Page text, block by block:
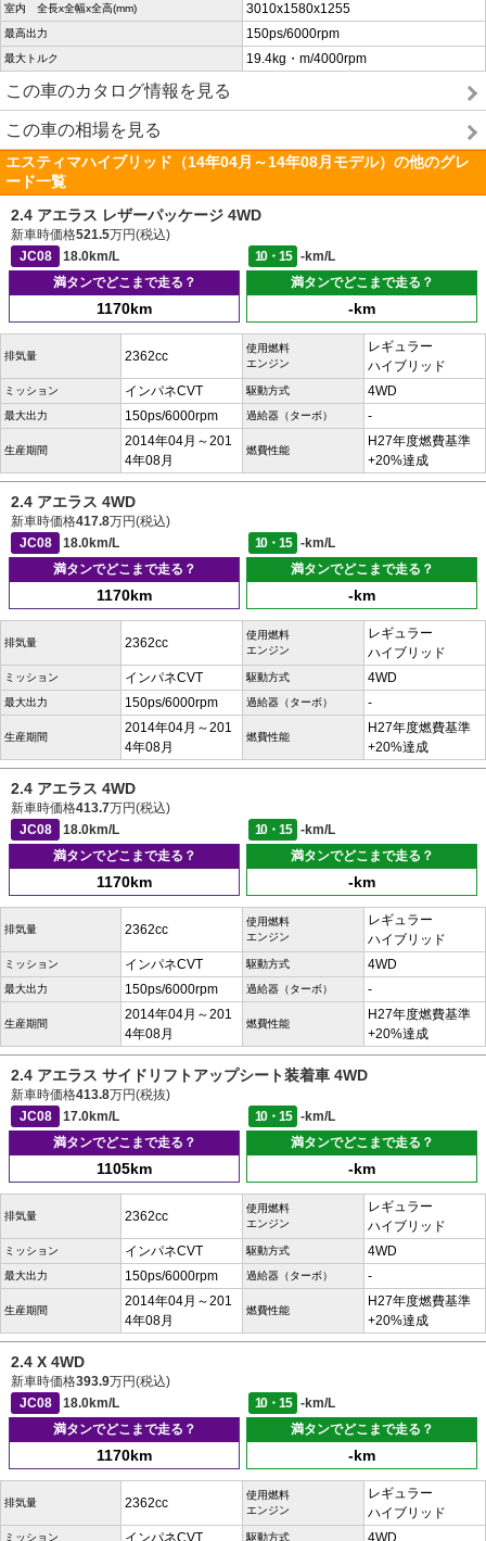
室内 全長x全幅x全高(mm) 3010x1580x1255
最高出力 150ps/6000rpm
最大トルク 19.4kg・m/4000rpm
この車のカタログ情報を見る
この車の相場を見る
エスティマハイブリッド（14年04月～14年08月モデル）の他のグレ
ード一覧
2.4 アエラス レザーパッケージ 4WD
新車時価格521.5万円(税込)
JC08
18.0km/L 10・15
-km/L
満タンでどこまで走る？
1170km
満タンでどこまで走る？
-km
排気量 2362cc
使用燃料
エンジン
レギュラー
ハイブリッド
ミッション インパネCVT 駆動方式 4WD
最大出力 150ps/6000rpm 過給器（ターボ） -
生産期間
2014年04月～201
4年08月
燃費性能
H27年度燃費基準
+20%達成
2.4 アエラス 4WD
新車時価格417.8万円(税込)
JC08
18.0km/L 10・15
-km/L
満タンでどこまで走る？
1170km
満タンでどこまで走る？
-km
排気量 2362cc
使用燃料
エンジン
レギュラー
ハイブリッド
ミッション インパネCVT 駆動方式 4WD
最大出力 150ps/6000rpm 過給器（ターボ） -
生産期間
2014年04月～201
4年08月
燃費性能
H27年度燃費基準
+20%達成
2.4 アエラス 4WD
新車時価格413.7万円(税込)
JC08
18.0km/L 10・15
-km/L
満タンでどこまで走る？
1170km
満タンでどこまで走る？
-km
排気量 2362cc
使用燃料
エンジン
レギュラー
ハイブリッド
ミッション インパネCVT 駆動方式 4WD
最大出力 150ps/6000rpm 過給器（ターボ） -
生産期間
2014年04月～201
4年08月
燃費性能
H27年度燃費基準
+20%達成
2.4 アエラス サイドリフトアップシート装着車 4WD
新車時価格413.8万円(税抜)
JC08
17.0km/L 10・15
-km/L
満タンでどこまで走る？
1105km
満タンでどこまで走る？
-km
排気量 2362cc
使用燃料
エンジン
レギュラー
ハイブリッド
ミッション インパネCVT 駆動方式 4WD
最大出力 150ps/6000rpm 過給器（ターボ） -
生産期間
2014年04月～201
4年08月
燃費性能
H27年度燃費基準
+20%達成
2.4 X 4WD
新車時価格393.9万円(税込)
JC08
18.0km/L 10・15
-km/L
満タンでどこまで走る？
1170km
満タンでどこまで走る？
-km
排気量 2362cc
使用燃料
エンジン
レギュラー
ハイブリッド
ミッション 駆動方式